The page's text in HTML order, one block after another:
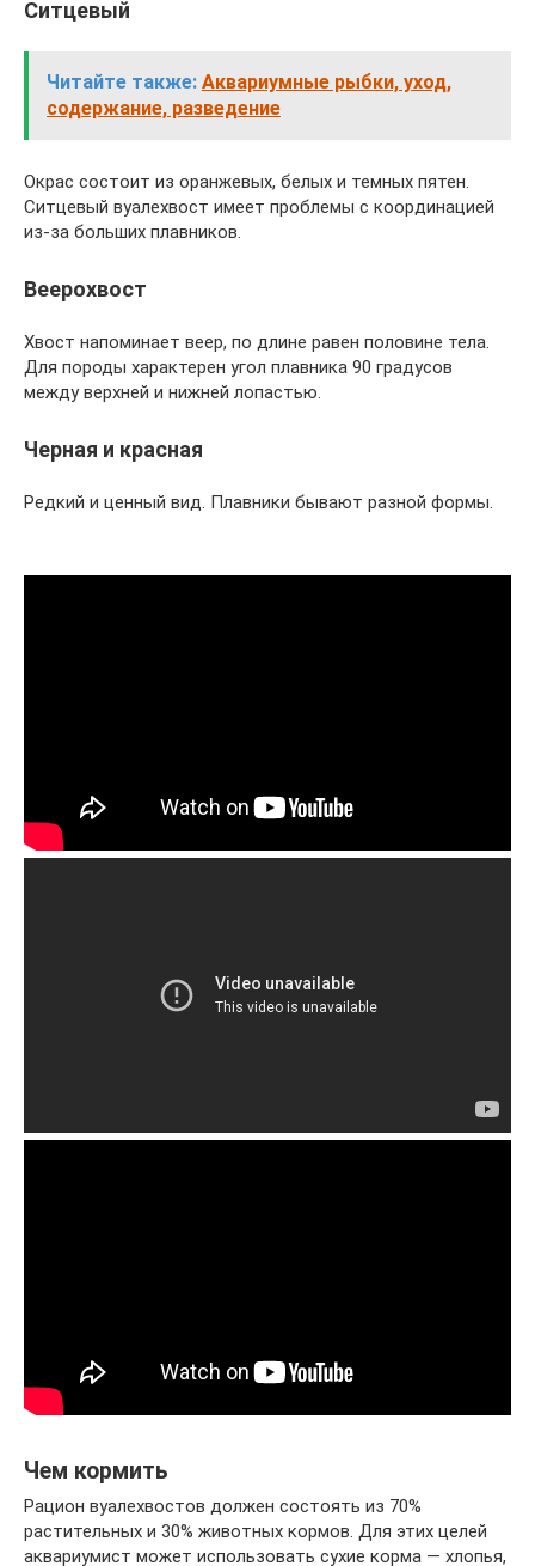
Ситцевый
Читайте также: Аквариумные рыбки, уход,
содержание, разведение
Окрас состоит из оранжевых, белых и темных пятен.
Ситцевый вуалехвост имеет проблемы с координацией
из-за больших плавников.
Веерохвост
Хвост напоминает веер, по длине равен половине тела.
Для породы характерен угол плавника 90 градусов
между верхней и нижней лопастью.
Черная и красная
Редкий и ценный вид. Плавники бывают разной формы.
Чем кормить
Рацион вуалехвостов должен состоять из 70%
растительных и 30% животных кормов. Для этих целей
аквариумист может использовать сухие корма — хлопья,